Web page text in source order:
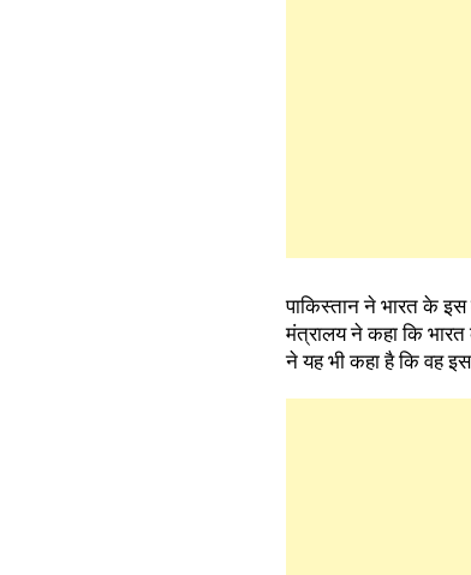
पाकिस्तान ने भारत के
मंत्रालय ने कहा कि
ने यह भी कहा है कि वह इस